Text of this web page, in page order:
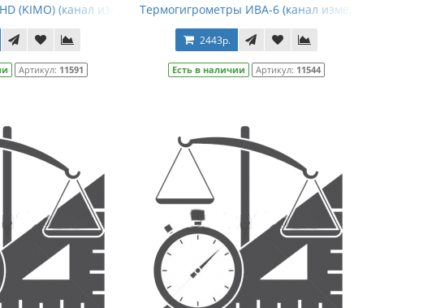
влажности)
(KIMO) (канал измерения температуры)
Артикул: 11591
Термогигрометры ИВА-6 (канал измерения
2443р.
Есть в наличии Артикул: 11544